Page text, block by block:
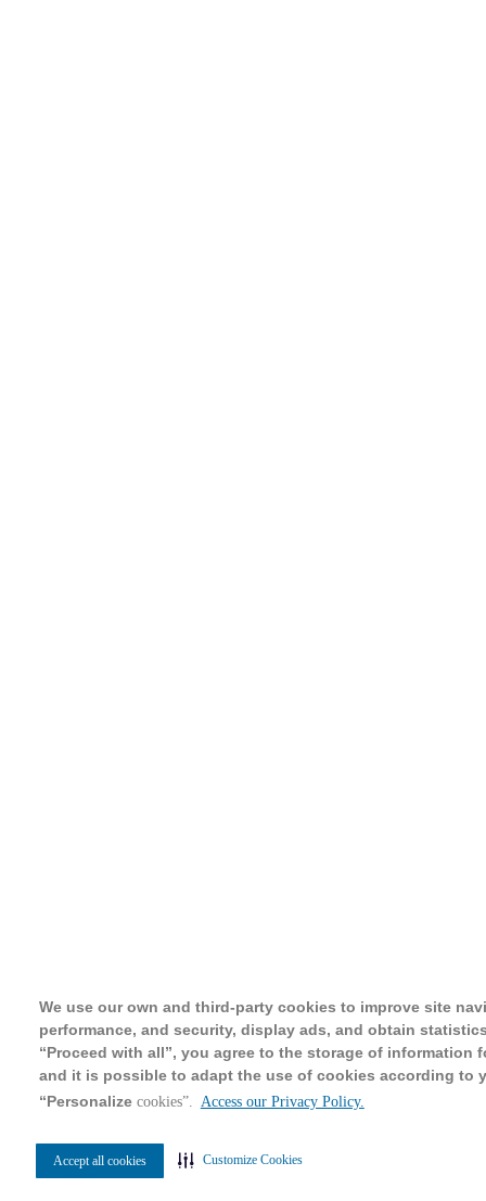
We use our own and third-party cookies to improve site
performance, and security, display ads, and obtain
“Proceed with all”, you agree to the storage of information
and it is possible to adapt the use of cookies according to
“Personalize cookies”. Access our Privacy Policy.
Accept all cookies Customize Cookies